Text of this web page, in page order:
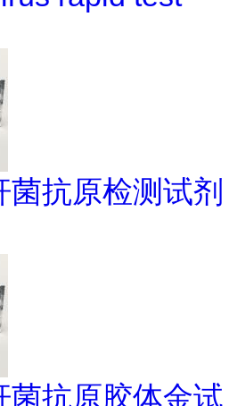
菌抗原检测试剂
菌抗原胶体金试